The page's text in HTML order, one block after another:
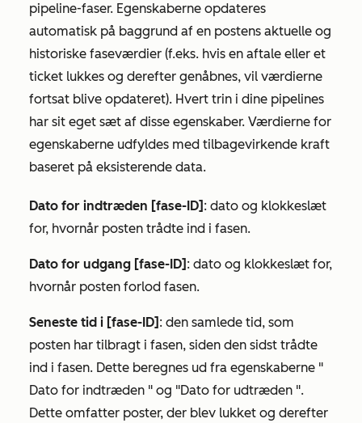
pipeline-faser. Egenskaberne opdateres
automatisk på baggrund af en postens aktuelle og
historiske faseværdier (f.eks. hvis en aftale eller et
ticket lukkes og derefter genåbnes, vil værdierne
fortsat blive opdateret). Hvert trin i dine pipelines
har sit eget sæt af disse egenskaber. Værdierne for
egenskaberne udfyldes med tilbagevirkende kraft
baseret på eksisterende data.
Dato for indtræden [fase-ID] : dato og klokkeslæt
for, hvornår posten trådte ind i fasen.
Dato for udgang [fase-ID] : dato og klokkeslæt for,
hvornår posten forlod fasen.
Seneste tid i [fase-ID] : den samlede tid, som
posten har tilbragt i fasen, siden den sidst trådte
ind i fasen. Dette beregnes ud fra egenskaberne "
Dato for indtræden " og "Dato for udtræden ".
Dette omfatter poster, der blev lukket og derefter